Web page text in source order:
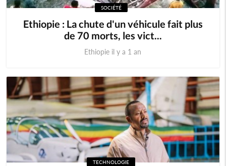
SOCIÉTÉ
Ethiopie : La chute d'un véhicule fait plus
de 70 morts, les vict...
Ethiopie il y a 1 an
TECHNOLOGIE